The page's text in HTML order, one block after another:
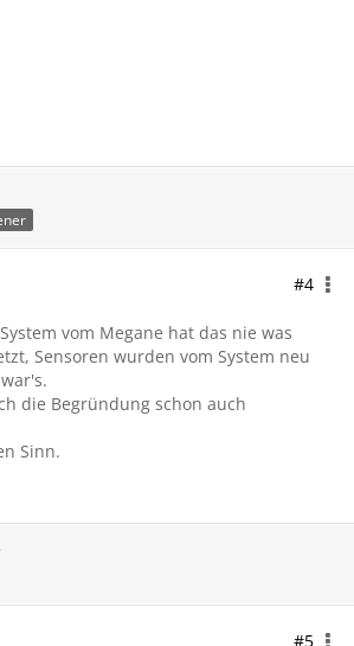
#4
vom Megane hat das nie was
Sensoren wurden vom System neu
die Begründung schon auch
Sinn.
#5